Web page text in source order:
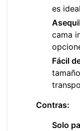
es
cama
Fácil
Contras:
Solo